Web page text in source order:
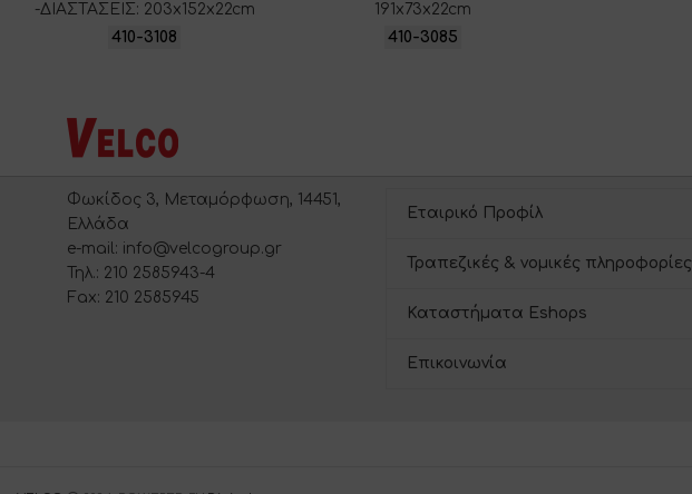
-ΔΙΑΣΤΑΣΕΙΣ: 203x152x22cm
410-3108
191x73x22cm
410-3085
Φωκίδος 3, Μεταμόρφωση, 14451,
Ελλάδα
e-mail: info@velcogroup.gr
Τηλ.: 210 2585943-4
Fax: 210 2585945
Εταιρικό Προφίλ
Τραπεζικές & νομικές πληροφορίες
Καταστήματα Eshops
Επικοινωνία